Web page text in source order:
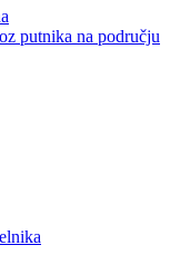
putnika na području